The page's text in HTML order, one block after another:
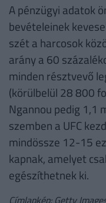
A pénzügyi adatok
bevételeinek
szét a harcosok
arány a 60
minden résztvevő
(körülbelül 28 800
Ngannou pedig 1,1
szemben a UFC
mindössze 12-15
kapnak, amelyet
egészíthetnek ki.
Címlapkép: Getty